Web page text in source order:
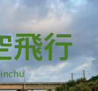
飛行